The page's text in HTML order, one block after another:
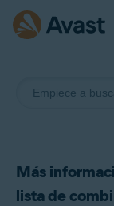
Más
lista de